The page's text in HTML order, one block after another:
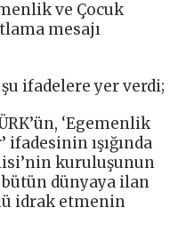
ve Çocuk
mesajı
şu ifadelere yer verdi;
‘Egemenlik
ifadesinin ışığında
kuruluşunun
dünyaya ilan
idrak etmenin